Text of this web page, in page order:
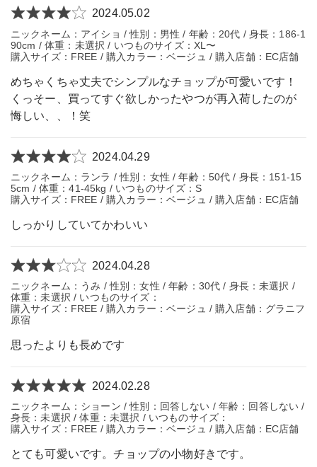
2024.05.02
ニックネーム：アイショ / 性別：男性 / 年齢：20代 / 身長：186-1
90cm / 体重：未選択 / いつものサイズ：XL〜
購入サイズ：FREE / 購入カラー：ベージュ / 購入店舗：EC店舗
めちゃくちゃ丈夫でシンプルなチョップが可愛いです！
くっそー、買ってすぐ欲しかったやつが再入荷したのが
悔しい、、！笑
2024.04.29
ニックネーム：ランラ / 性別：女性 / 年齢：50代 / 身長：151-15
5cm / 体重：41-45kg / いつものサイズ：S
購入サイズ：FREE / 購入カラー：ベージュ / 購入店舗：EC店舗
しっかりしていてかわいい
2024.04.28
ニックネーム：うみ / 性別：女性 / 年齢：30代 / 身長：未選択 /
体重：未選択 / いつものサイズ：
購入サイズ：FREE / 購入カラー：ベージュ / 購入店舗：グラニフ
原宿
思ったよりも長めです
2024.02.28
ニックネーム：ショーン / 性別：回答しない / 年齢：回答しない /
身長：未選択 / 体重：未選択 / いつものサイズ：
購入サイズ：FREE / 購入カラー：ベージュ / 購入店舗：EC店舗
とても可愛いです。チョップの小物好きです。